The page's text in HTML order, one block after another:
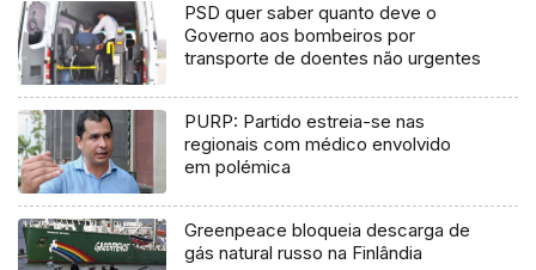
PSD quer saber quanto deve o
Governo aos bombeiros por
transporte de doentes não urgentes
PURP: Partido estreia-se nas
regionais com médico envolvido
em polémica
Greenpeace bloqueia descarga de
gás natural russo na Finlândia